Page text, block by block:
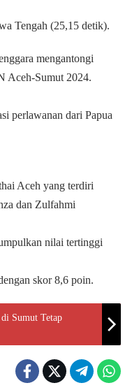
Tengah (25,15 detik).
mengantongi
Aceh-Sumut 2024.
perlawanan dari Papua
Aceh yang terdiri
dan Zulfahmi
nilai tertinggi
skor 8,6 poin.
Sumut Tetap